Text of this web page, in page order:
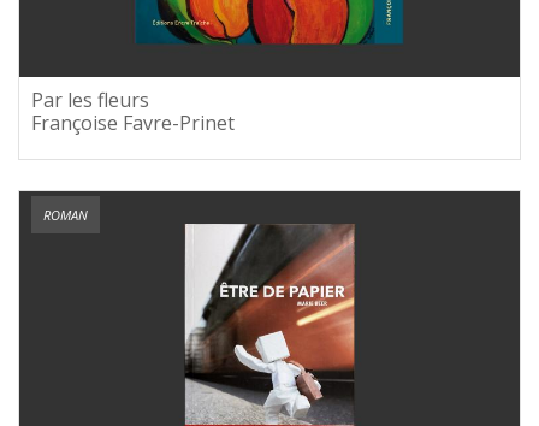
Par les fleurs
Françoise Favre-Prinet
ROMAN